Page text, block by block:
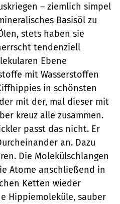
– ziemlich simpel
Basisöl zu
stets haben sie
tendenziell
Ebene
mit Wasserstoffen
in schönsten
mit der, mal dieser mit
kreuz alle zusammen.
passt das nicht. Er
an. Dazu
Die Molekülschlangen
Atome anschließend in
Ketten wieder
Hippiemoleküle, sauber